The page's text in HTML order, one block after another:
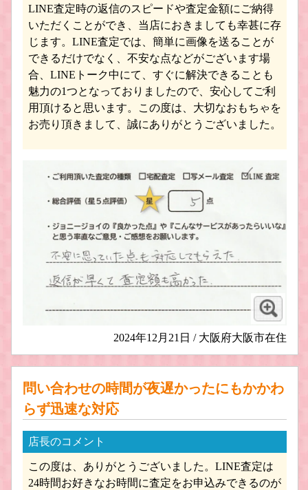
LINE査定時の返信のスピードや査定金額にご納得
いただくことができ、当店におきましても幸甚に存
じます。LINE査定では、簡単に画像を送ることが
できるだけでなく、不安な点などがございます場
合、LINEトーク中にて、すぐに解決できることも
魅力の1つとなっておりましたので、安心してご利
用頂けると思います。この度は、大切なおもちゃを
お売り頂きまして、誠にありがとうございました。
2024年12月21日 / 大阪府大阪市在住
問い合わせの時間が夜遅かったにもかかわ
らず迅速な対応
店長のコメント
この度は、ありがとうございました。LINE査定は
24時間お好きなお時間に査定をお申込みできるのが